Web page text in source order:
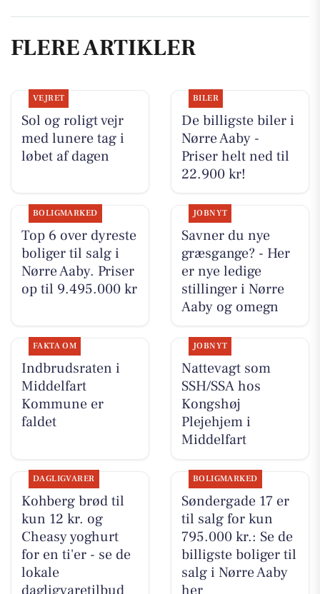
FLERE ARTIKLER
VEJRET
Sol og roligt vejr
med lunere tag i
løbet af dagen
BILER
De billigste biler i
Nørre Aaby -
Priser helt ned til
22.900 kr!
BOLIGMARKED
Top 6 over dyreste
boliger til salg i
Nørre Aaby. Priser
op til 9.495.000 kr
JOBNYT
Savner du nye
græsgange? - Her
er nye ledige
stillinger i Nørre
Aaby og omegn
FAKTA OM
Indbrudsraten i
Middelfart
Kommune er
faldet
JOBNYT
Nattevagt som
SSH/SSA hos
Kongshøj
Plejehjem i
Middelfart
DAGLIGVARER
Kohberg brød til
kun 12 kr. og
Cheasy yoghurt
for en ti'er - se de
lokale
BOLIGMARKED
Søndergade 17 er
til salg for kun
795.000 kr.: Se de
billigste boliger til
salg i Nørre Aaby